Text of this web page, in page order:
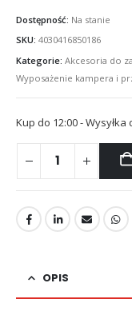
Dostępność: Na stanie
SKU: 4030416850186
Kategorie: Akcesoria do
Wyposażenie kampera i
Kup do 12:00 - Wysyłka
OPIS